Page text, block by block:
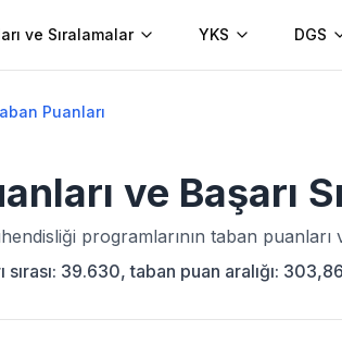
ve Sıralamalar YKS DGS
Puanları
ve Başarı
programlarının taban puanları
39.630, taban puan aralığı: